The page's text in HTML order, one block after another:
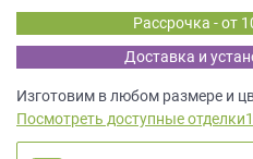
Рассрочка - от
Доставка и
Изготовим в любом размере и
Посмотреть доступные